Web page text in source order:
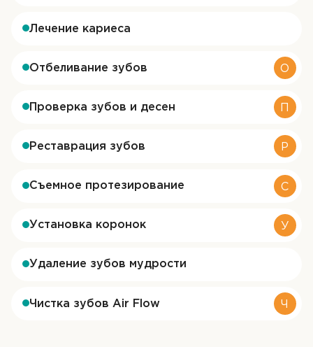
Лечение кариеса
Отбеливание зубов О
Проверка зубов и десен
Реставрация зубов Р
Съемное протезирование С
Установка коронок У
Удаление зубов мудрости
Чистка зубов Air Flow Ч
Я даю согласие на обработку персональных
ОТПРАВИТЬ